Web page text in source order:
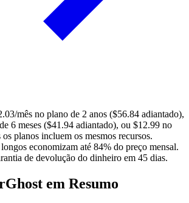
mês no plano de 2 anos ($56.84 adiantado),
6 meses ($41.94 adiantado), ou $12.99 no
planos incluem os mesmos recursos.
economizam até 84% do preço mensal.
de devolução do dinheiro em 45 dias.
em Resumo